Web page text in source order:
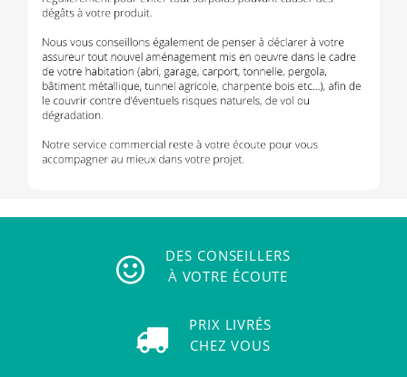
DES CONSEILLERS
À VOTRE ÉCOUTE
PRIX LIVRÉS
CHEZ VOUS